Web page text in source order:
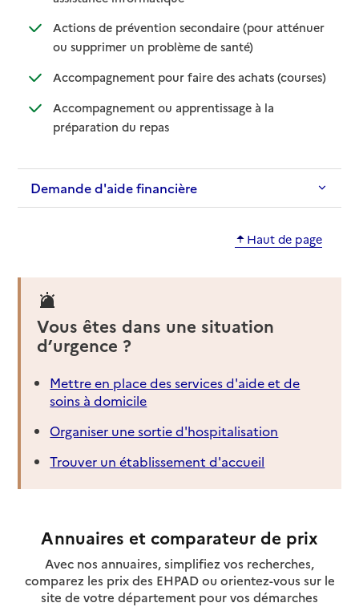
Actions de prévention secondaire (pour atténuer
ou supprimer un problème de santé): disponible
: non disponible
Accompagnement pour faire des achats (courses)
:
: non
Accompagnement ou apprentissage à la
préparation du repas: disponible
: non disponible
Demande d'aide financière
Haut de page
Vous êtes dans une situation
d’urgence ?
Mettre en place des services d'aide et de
soins à domicile
Organiser une sortie d'hospitalisation
Trouver un établissement d'accueil
Annuaires et comparateur de prix
Avec nos annuaires, simplifiez vos recherches,
comparez les prix des EHPAD ou orientez-vous sur le
site de votre département pour vos démarches